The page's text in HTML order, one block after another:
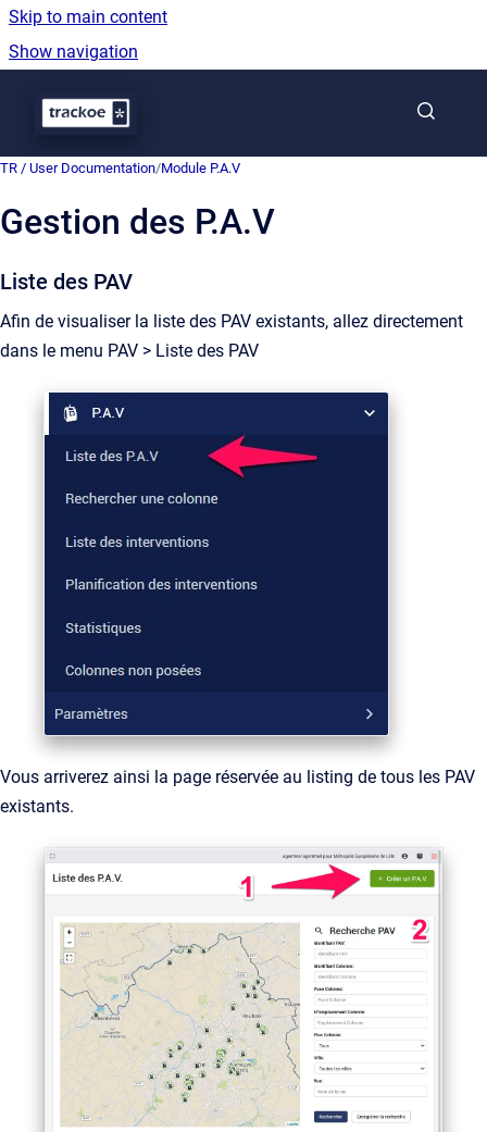
Skip to main content
Show navigation
TR / User Documentation/Module P.A.V
Gestion des P.A.V
Liste des PAV
Afin de visualiser la liste des PAV existants, allez directement
dans le menu PAV > Liste des PAV
Vous arriverez ainsi la page réservée au listing de tous les PAV
existants.